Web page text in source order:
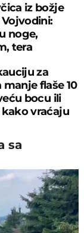
iz božje
noge,
tera
za
manje flaše 10
bocu ili
vraćaju
sa